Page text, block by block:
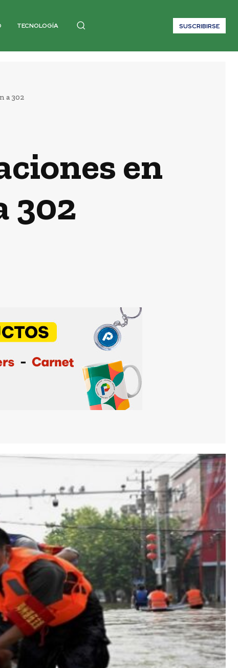
TECNOLOGÍA SUSCRIBIRSE
a 302
en
302